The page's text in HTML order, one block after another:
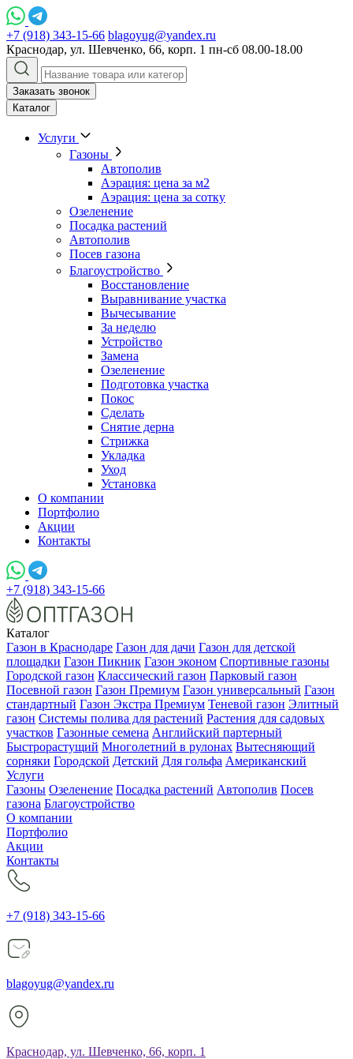
+7 (918) 343-15-66 blagoyug@yandex.ru
Краснодар, ул. Шевченко, 66, корп. 1 пн-сб 08.00-18.00
Заказать звонок
Каталог
Услуги
Газоны
Автополив
Аэрация: цена за м2
Аэрация: цена за сотку
Озеленение
Посадка растений
Автополив
Посев газона
Благоустройство
Восстановление
Выравнивание участка
Вычесывание
За неделю
Устройство
Замена
Озеленение
Подготовка участка
Покос
Сделать
Снятие дерна
Стрижка
Укладка
Уход
Установка
О компании
Портфолио
Акции
Контакты
+7 (918) 343-15-66
Каталог
Газон в Краснодаре Газон для дачи Газон для детской
площадки Газон Пикник Газон эконом Спортивные газоны
Городской газон Классический газон Парковый газон
Посевной газон Газон Премиум Газон универсальный Газон
стандартный Газон Экстра Премиум Теневой газон Элитный
газон Системы полива для растений Растения для садовых
участков Газонные семена Английский партерный
Быстрорастущий Многолетний в рулонах Вытесняющий
сорняки Городской Детский Для гольфа Американский
Услуги
Газоны Озеленение Посадка растений Автополив Посев
газона Благоустройство
О компании
Портфолио
Акции
Контакты
+7 (918) 343-15-66
blagoyug@yandex.ru
Краснодар, ул. Шевченко, 66, корп. 1